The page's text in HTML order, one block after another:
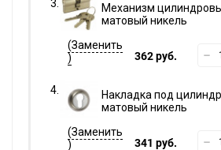
Механизм
матовый никель
362 руб.
Накладка под цилиндр
матовый никель
341 руб.